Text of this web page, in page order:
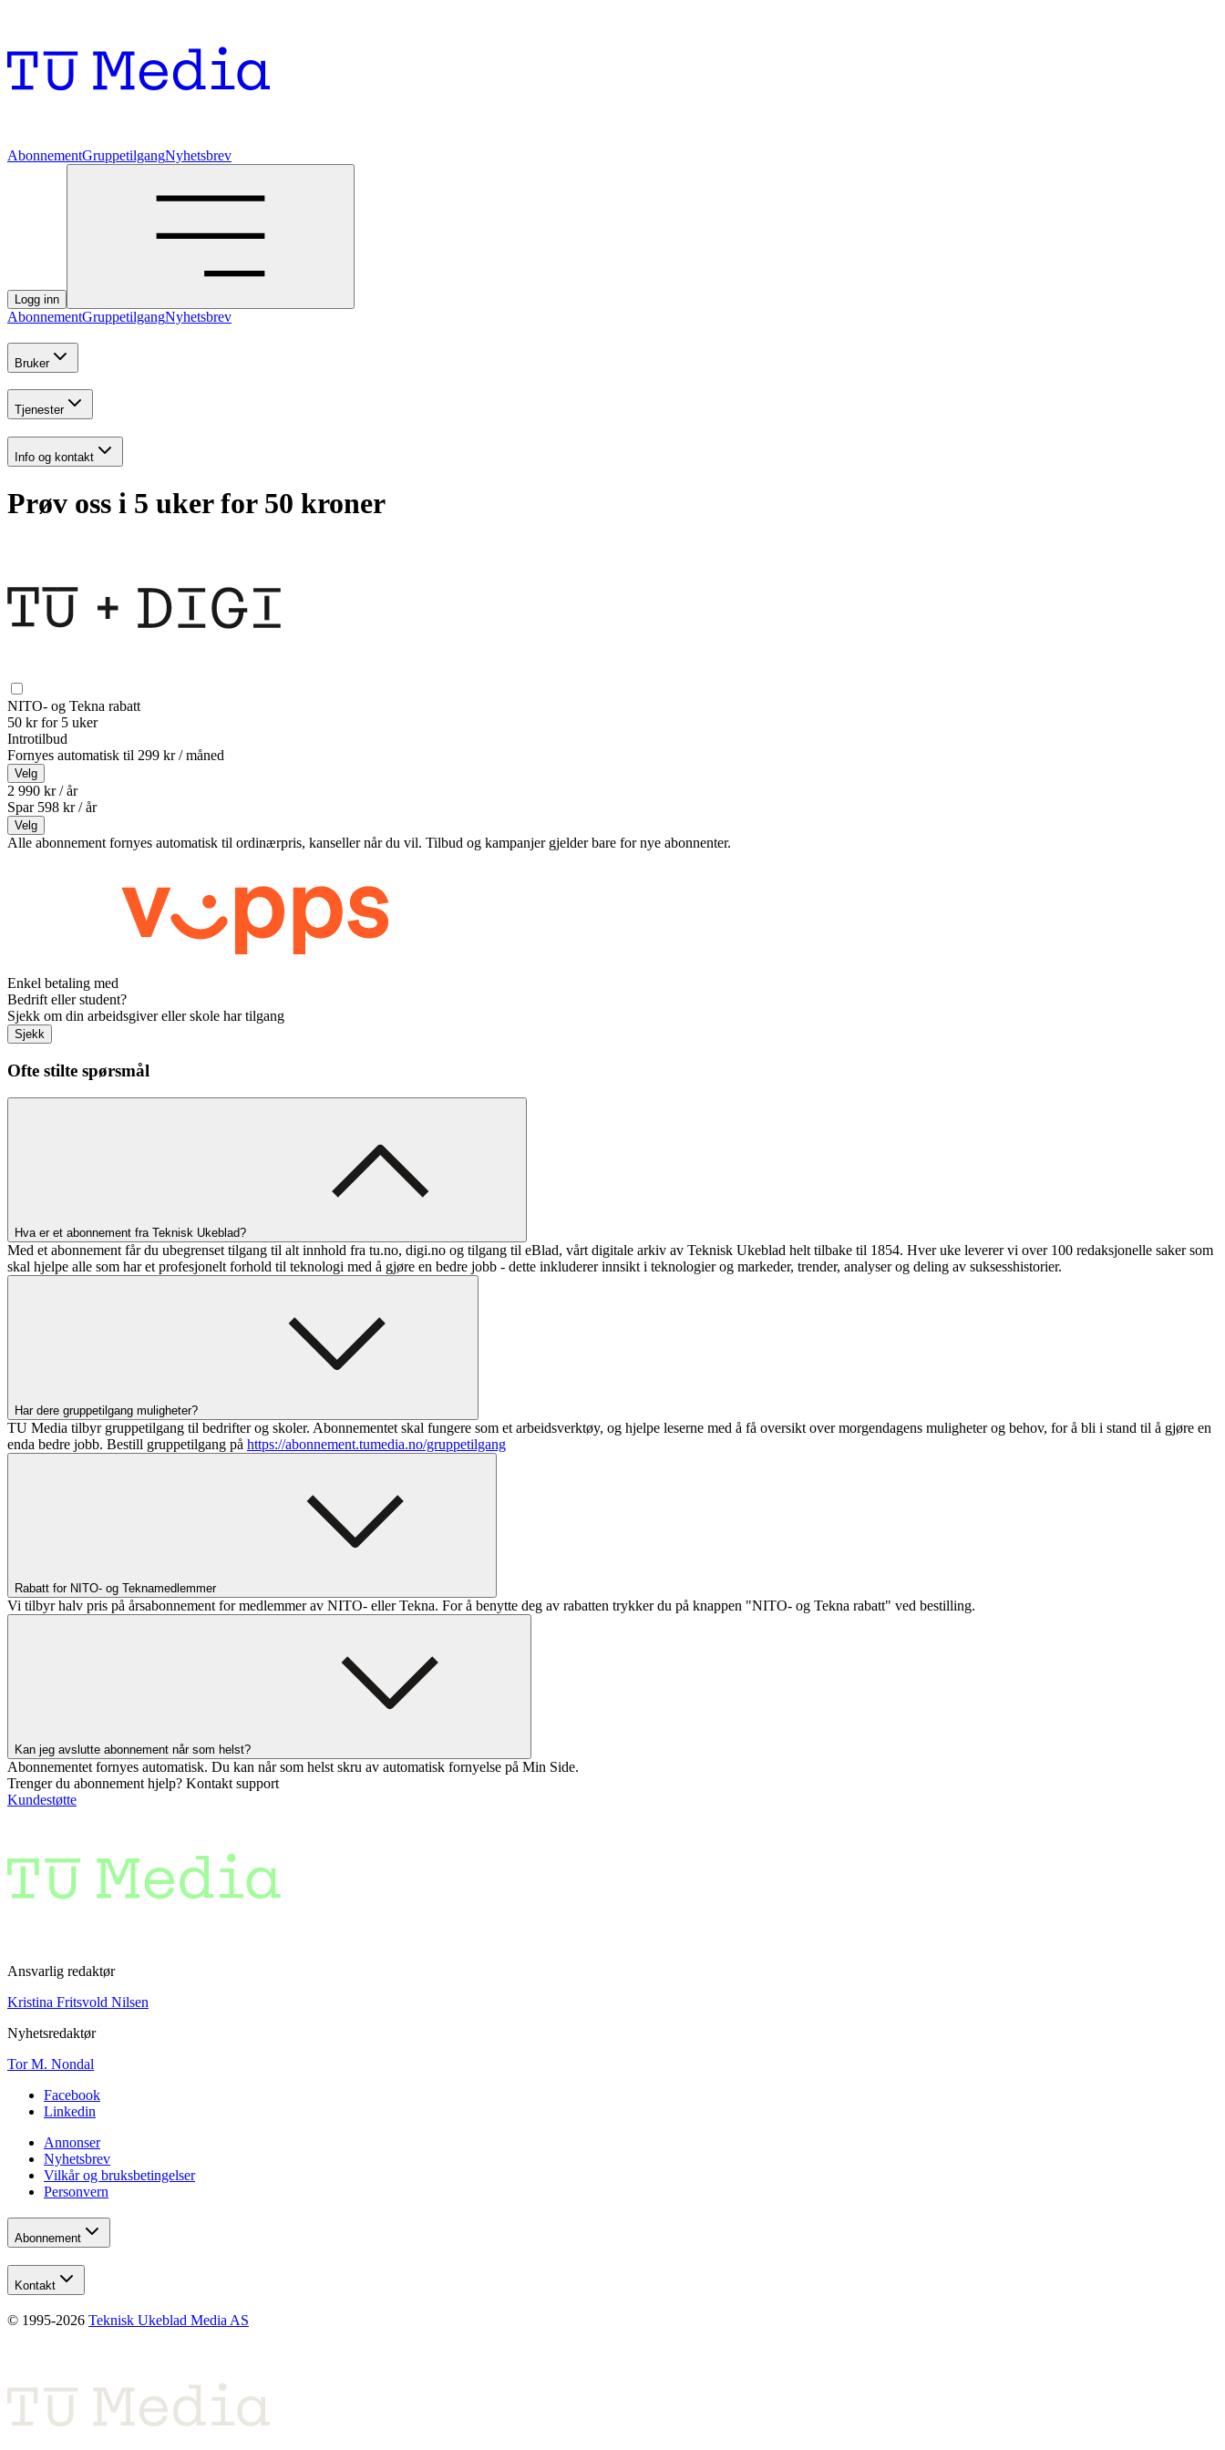
AbonnementGruppetilgangNyhetsbrev
Logg inn
AbonnementGruppetilgangNyhetsbrev
Bruker
Tjenester
Info og kontakt
Prøv oss i 5 uker for 50 kroner
NITO- og Tekna rabatt
50 kr for 5 uker
Introtilbud
Fornyes automatisk til 299 kr / måned
Velg
2 990 kr / år
Spar 598 kr /år
Velg
Alle abonnement fornyes automatisk til ordinærpris, kanseller når du vil. Tilbud og kampanjer gjelder bare for nye abonnenter.
Enkel betaling med
Bedrift eller student?
Sjekk om din arbeidsgiver eller skole har tilgang
Sjekk
Ofte stilte spørsmål
Hva er et abonnement fra Teknisk Ukeblad?
Med et abonnement får du ubegrenset tilgang til alt innhold fra tu.no, digi.no og tilgang til eBlad, vårt digitale arkiv av Teknisk Ukeblad helt tilbake til 1854. Hver uke leverer vi over 100 redaksjonelle saker som
skal hjelpe alle som har et profesjonelt forhold til teknologi med å gjøre en bedre jobb - dette inkluderer innsikt i teknologier og markeder, trender, analyser og deling av suksesshistorier.
Har dere gruppetilgang muligheter?
TU Media tilbyr gruppetilgang til bedrifter og skoler. Abonnementet skal fungere som et arbeidsverktøy, og hjelpe leserne med å få oversikt over morgendagens muligheter og behov, for å bli i stand til å gjøre en
enda bedre jobb. Bestill gruppetilgang på https://abonnement.tumedia.no/gruppetilgang
Rabatt for NITO- og Teknamedlemmer
Vi tilbyr halv pris på årsabonnement for medlemmer av NITO- eller Tekna. For å benytte deg av rabatten trykker du på knappen "NITO- og Tekna rabatt" ved bestilling.
Kan jeg avslutte abonnement når som helst?
Abonnementet fornyes automatisk. Du kan når som helst skru av automatisk fornyelse på Min Side.
Trenger du abonnement hjelp? Kontakt support
Kundestøtte
Ansvarlig redaktør
Kristina Fritsvold Nilsen
Nyhetsredaktør
Tor M. Nondal
Facebook
Linkedin
Annonser
Nyhetsbrev
Vilkår og bruksbetingelser
Personvern
Abonnement
Kontakt
© 1995-2026 Teknisk Ukeblad Media AS